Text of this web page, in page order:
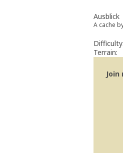
Ausblick
A cache
Difficulty:
Terrain: